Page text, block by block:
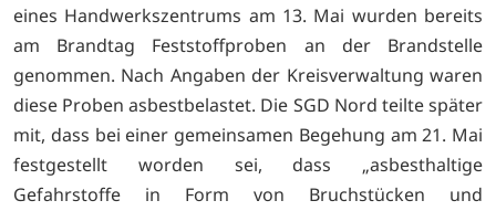
eines Handwerkszentrums am 13. Mai wurden bereits
am Brandtag Feststoffproben an der Brandstelle
genommen. Nach Angaben der Kreisverwaltung waren
diese Proben asbestbelastet. Die SGD Nord teilte später
mit, dass bei einer gemeinsamen Begehung am 21. Mai
festgestellt worden sei, dass „asbesthaltige
Gefahrstoffe in Form von Bruchstücken und